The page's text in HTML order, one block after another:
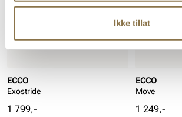
Ikke tillat
ECCO
Exostride
Pris
1 799,-
ECCO
Move
Pris
1 249,-